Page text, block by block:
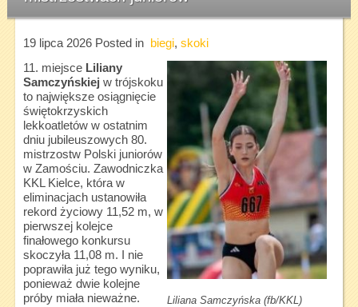
19 lipca 2026Posted in biegi, skoki
Liliana Samczyńska (fb/KKL)
11. miejsce Liliany
Samczyńskiej w trójskoku
to największe osiągnięcie
świętokrzyskich
lekkoatletów w ostatnim
dniu jubileuszowych 80.
mistrzostw Polski juniorów
w Zamościu. Zawodniczka
KKL Kielce, która w
eliminacjach ustanowiła
rekord życiowy 11,52 m, w
pierwszej kolejce
finałowego konkursu
skoczyła 11,08 m. I nie
poprawiła już tego wyniku,
ponieważ dwie kolejne
próby miała nieważne.